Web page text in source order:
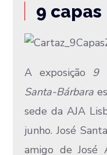
9 capas
A exposição 9
Santa-Bárbara
sede da AJA
junho. José
amigo de José